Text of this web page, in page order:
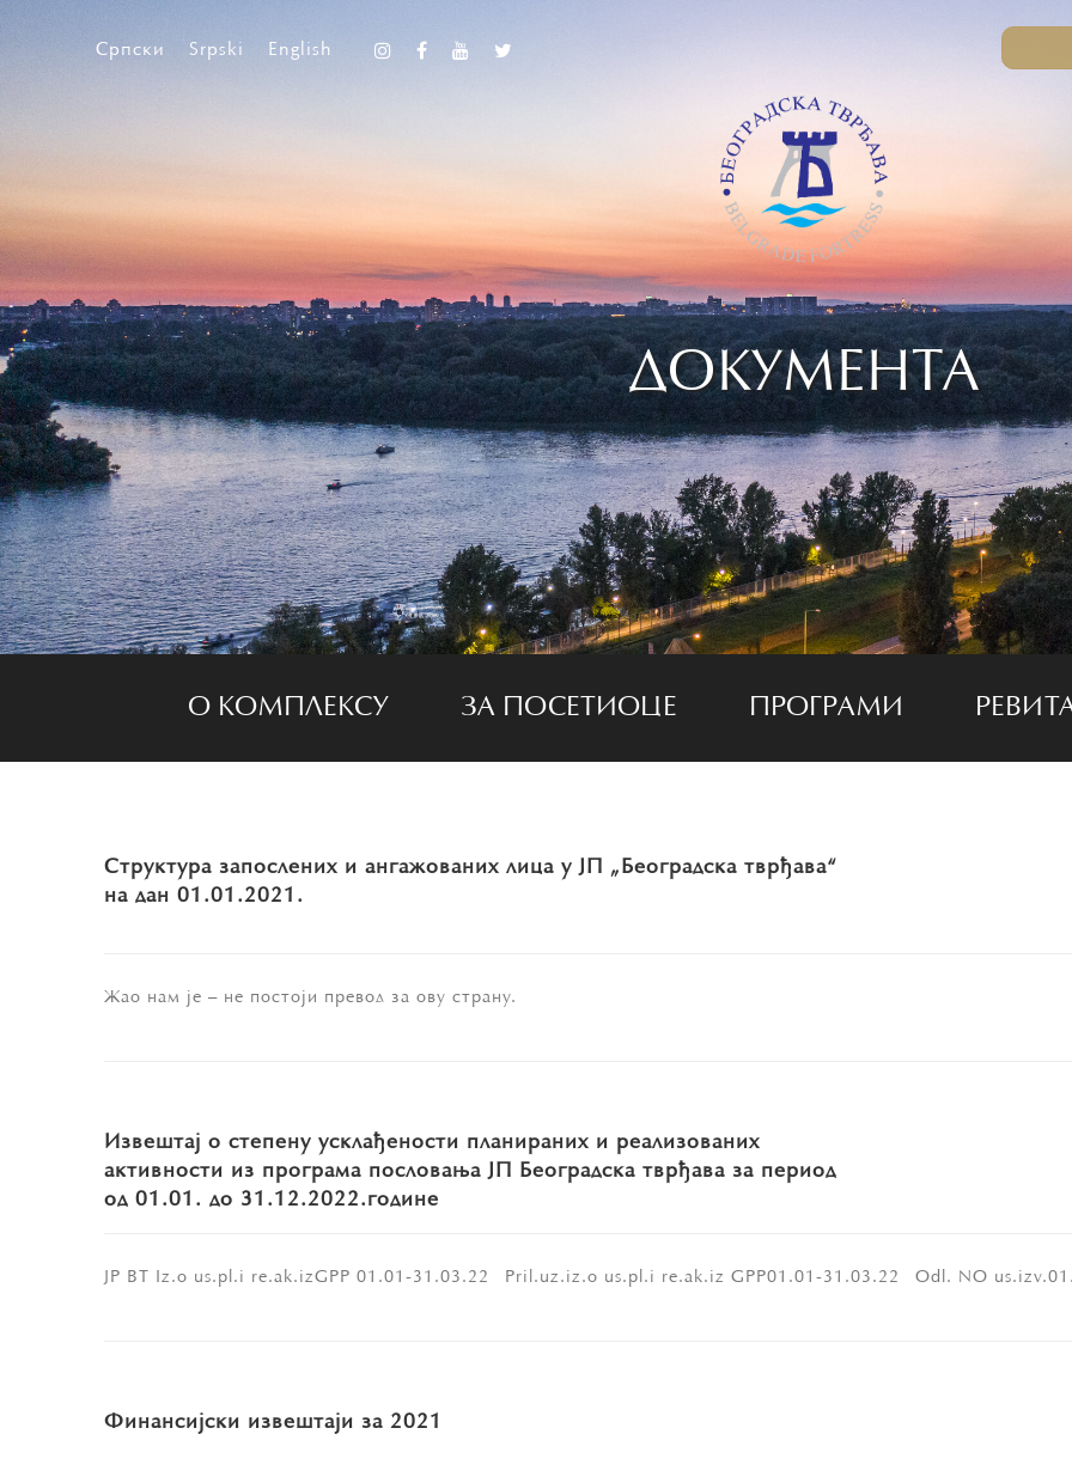
Српски Srpski English
ДОКУМЕНТА
О КОМПЛЕКСУ ЗА ПОСЕТИОЦЕ ПРОГРАМИ
Структура запослених и ангажованих лица у ЈП „Београдска тврђава“
на дан 01.01.2021.
Жао нам је – не постоји превод за ову страну.
Извештај о степену усклађености планираних и реализованих
активности из програма пословања ЈП Београдска тврђава за период
од 01.01. до 31.12.2022.године
JP BT Iz.o us.pl.i re.ak.izGPP 01.01-31.03.22_ Pril.uz.iz.o us.pl.i re.ak.iz GPP01.01-31.03.22_ Odl. NO
Финансијски извештаји за 2021